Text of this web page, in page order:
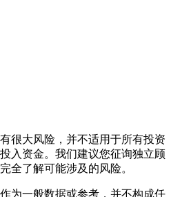
很大风险，并不适用于所有投资
入资金。我们建议您征询独立顾
全了解可能涉及的风险。
为一般数据或参考，并不构成任